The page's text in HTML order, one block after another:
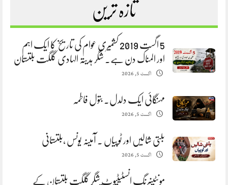
تازہ ترین
5 اگست 2019 کشمیری عوام کی تاریخ کا ایک اہم
اور المناک دن ہے. شگر ہدیتہ الہادی گلگت بلتستان
اگست 5, 2026
مہنگائی ایک دلدل. بتول فاطمہ
اگست 5, 2026
بلتی شالیں اور ٹوپیاں . آمینہ یونس ،بلتستانی
اگست 5, 2026
مونٹینیرنگ انسٹیٹیوٹ شگر گلگت بلتستان کے